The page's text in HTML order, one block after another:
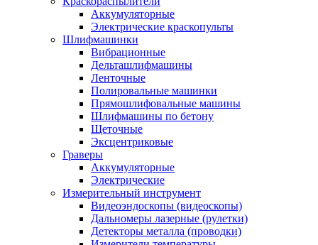
Аккумуляторные
Электрические краскопульты
Шлифмашинки
Вибрационные
Дельташлифмашины
Ленточные
Полировальные машинки
Прямошлифовальные машины
Шлифмашины по бетону
Щеточные
Эксцентриковые
Граверы
Аккумуляторные
Электрические
Измерительный инструмент
Видеоэндоскопы (видеоскопы)
Дальномеры лазерные (рулетки)
Детекторы металла (проводки)